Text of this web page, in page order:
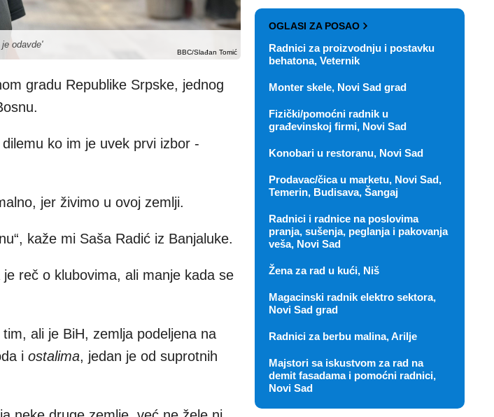
BBC/Slađan Tomić
odavde'
gradu Republike Srpske, jednog
ko im je uvek prvi izbor -
jer živimo u ovoj zemlji.
kaže mi Saša Radić iz Banjaluke.
reč o klubovima, ali manje kada se
ali je BiH, zemlja podeljena na
i ostalima, jedan je od suprotnih
OGLASI ZA POSAO
Radnici za proizvodnju i postavku
behatona, Veternik
Monter skele, Novi Sad grad
Fizički/pomoćni radnik u
građevinskoj firmi, Novi Sad
Konobari u restoranu, Novi Sad
Prodavac/čica u marketu, Novi Sad,
Temerin, Budisava, Šangaj
Radnici i radnice na poslovima
pranja, sušenja, peglanja i pakovanja
veša, Novi Sad
Žena za rad u kući, Niš
Magacinski radnik elektro sektora,
Novi Sad grad
Radnici za berbu malina, Arilje
Majstori sa iskustvom za rad na
demit fasadama i pomoćni radnici,
Novi Sad